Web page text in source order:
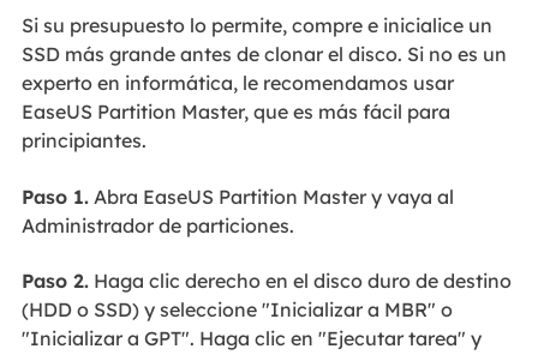
Si su presupuesto lo permite, compre e inicialice un
SSD más grande antes de clonar el disco. Si no es un
experto en informática, le recomendamos usar
EaseUS Partition Master, que es más fácil para
principiantes.
Paso 1.Abra EaseUS Partition Master y vaya al
Administrador de particiones.
Paso 2.Haga clic derecho en el disco duro de destino
(HDD o SSD) y seleccione "Inicializar a MBR" o
"Inicializar a GPT". Haga clic en "Ejecutar tarea" y